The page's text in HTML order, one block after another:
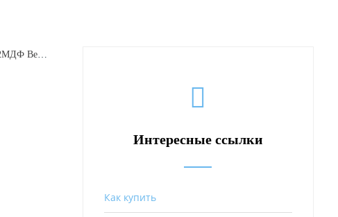
Интересные ссылки
Как купить
Дверь входная Luxor 2МДФ Вертикаль Зеркало